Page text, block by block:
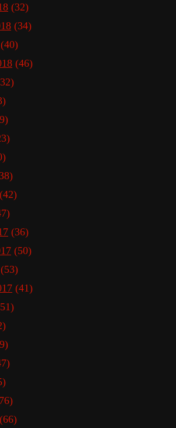
(32)
(34)
(40)
(46)
(42)
(36)
(50)
(53)
(41)
(66)